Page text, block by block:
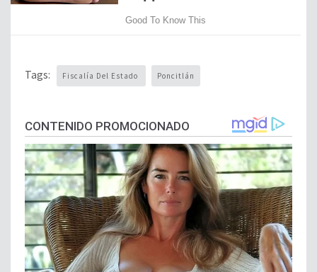
Tags: Fiscalía Del Estado Poncitlán
CONTENIDO PROMOCIONADO